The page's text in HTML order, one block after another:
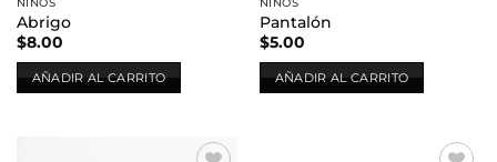
Abrigo
$8.00
AÑADIR AL CARRITO
Pantalón
$5.00
AÑADIR AL CARRITO